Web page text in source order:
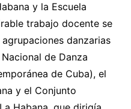
y la Escuela
trabajo docente se
danzarias
de Danza
de Cuba), el
y el Conjunto